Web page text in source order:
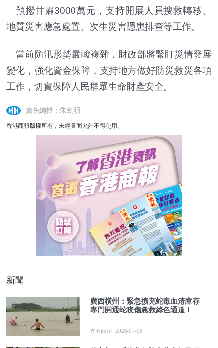
預撥甘肅3000萬元，支持開展人員搜救轉移、
地質災害應急處置、次生災害隱患排查等工作。
當前防汛形勢嚴峻複雜，財政部將緊盯災情發展
變化，強化資金保障，支持地方做好防災救災各項
工作，切實保障人民群眾生命財產安全。
責任編輯：朱劍明
香港商報版權所有，未經書面允許不得使用。
新聞
廣西橫州：緊急擴充蛇毒血清庫存
專門開通蛇咬傷急救綠色通道！
香港商報 2026-07-08